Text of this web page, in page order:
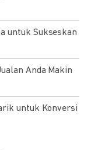
untuk Sukseskan
Anda Makin
untuk Konversi